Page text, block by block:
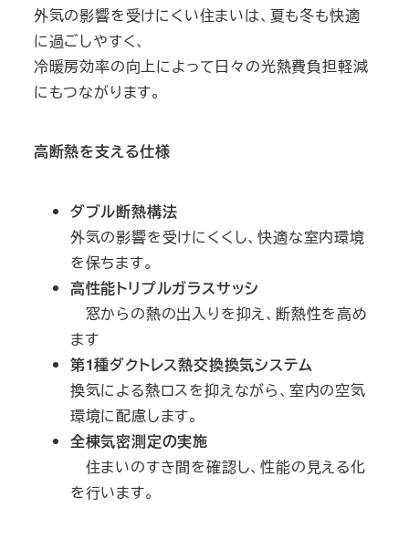
外気の影響を受けにくい住まいは、夏も冬も快適
に過ごしやすく、
冷暖房効率の向上によって日々の光熱費負担軽減
にもつながります。
高断熱を支える仕様
ダブル断熱構法
外気の影響を受けにくくし、快適な室内環境
を保ちます。
高性能トリプルガラスサッシ
窓からの熱の出入りを抑え、断熱性を高め
ます
第1種ダクトレス熱交換換気システム
換気による熱ロスを抑えながら、室内の空気
環境に配慮します。
全棟気密測定の実施
住まいのすき間を確認し、性能の見える化
を行います。